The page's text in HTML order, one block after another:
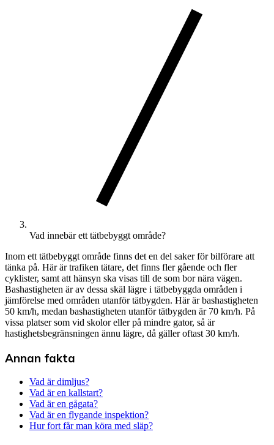
Vad innebär ett tätbebyggt område?
Inom ett tätbebyggt område finns det en del saker för bilförare att
tänka på. Här är trafiken tätare, det finns fler gående och fler
cyklister, samt att hänsyn ska visas till de som bor nära vägen.
Bashastigheten är av dessa skäl lägre i tätbebyggda områden i
jämförelse med områden utanför tätbygden. Här är bashastigheten
50 km/h, medan bashastigheten utanför tätbygden är 70 km/h. På
vissa platser som vid skolor eller på mindre gator, så är
hastighetsbegränsningen ännu lägre, då gäller oftast 30 km/h.
Annan fakta
Vad är dimljus?
Vad är en kallstart?
Vad är en gågata?
Vad är en flygande inspektion?
Hur fort får man köra med släp?